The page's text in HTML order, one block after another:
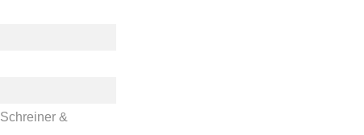
Schreiner &